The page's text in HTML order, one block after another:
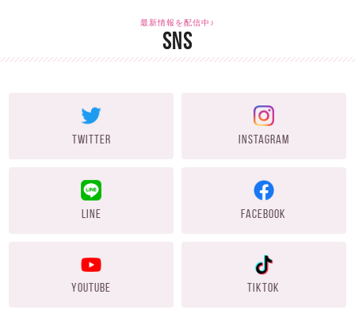
最新情報を配信中♪
SNS
TWITTER INSTAGRAM
LINE FACEBOOK
YOUTUBE TIKTOK